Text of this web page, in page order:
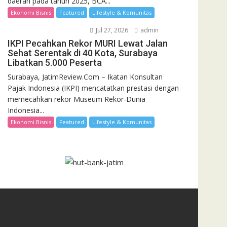
Ekonomi Bisnis Featured Lifestyle & Komunitas
Jul 27, 2026 admin
IKPI Pecahkan Rekor MURI Lewat Jalan
Sehat Serentak di 40 Kota, Surabaya
Libatkan 5.000 Peserta
Surabaya, JatimReview.Com – Ikatan Konsultan
Pajak Indonesia (IKPI) mencatatkan prestasi dengan
memecahkan rekor Museum Rekor-Dunia
Indonesia...
Ekonomi Bisnis Featured Lifestyle & Komunitas